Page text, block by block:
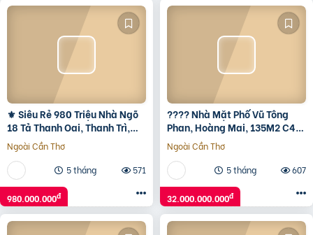
⚜️ Siêu Rẻ 980 Triệu Nhà Ngõ
18 Tả Thanh Oai, Thanh Trì,
20M2 3 Tầng, Thổ Cư ⚜️
Ngoài Cần Thơ
5 tháng
571
980.000.000đ
???? Nhà Mặt Phố Vũ Tông
Phan, Hoàng Mai, 135M2 C4
Mt 5M, Xây Tòa Đỉnh, Chỉ 32
Tỷ ????
Ngoài Cần Thơ
5 tháng
607
32.000.000.000đ